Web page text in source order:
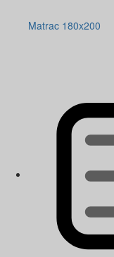
Matrac 180x200